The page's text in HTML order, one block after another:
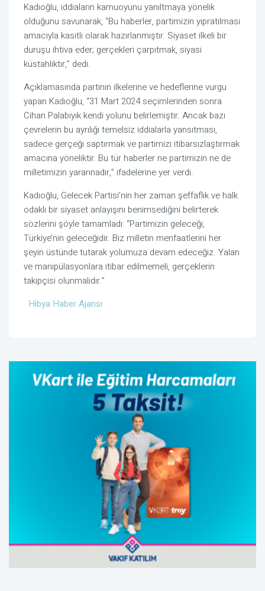
Kadıoğlu, iddiaların kamuoyunu yanıltmaya yönelik
olduğunu savunarak, “Bu haberler, partimizin yıpratılması
amacıyla kasıtlı olarak hazırlanmıştır. Siyaset ilkeli bir
duruşu ihtiva eder; gerçekleri çarpıtmak, siyasi
küstahlıktır,” dedi.
Açıklamasında partinin ilkelerine ve hedeflerine vurgu
yapan Kadıoğlu, “31 Mart 2024 seçimlerinden sonra
Cihan Palabıyık kendi yolunu belirlemiştir. Ancak bazı
çevrelerin bu ayrılığı temelsiz iddialarla yansıtması,
sadece gerçeği saptırmak ve partimizi itibarsızlaştırmak
amacına yöneliktir. Bu tür haberler ne partimizin ne de
milletimizin yararınadır,” ifadelerine yer verdi.
Kadıoğlu, Gelecek Partisi’nin her zaman şeffaflık ve halk
odaklı bir siyaset anlayışını benimsediğini belirterek
sözlerini şöyle tamamladı: “Partimizin geleceği,
Türkiye’nin geleceğidir. Biz milletin menfaatlerini her
şeyin üstünde tutarak yolumuza devam edeceğiz. Yalan
ve manipülasyonlara itibar edilmemeli, gerçeklerin
takipçisi olunmalıdır.”
Hibya Haber Ajansı